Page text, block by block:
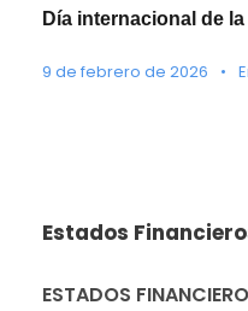
Día internacional de
9 de febrero de 2026 •
Estados
ESTADOS